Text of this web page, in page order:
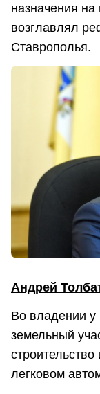
назначения на
возглавлял
Ставрополья.
Андрей
Во владении у
земельный
легковом